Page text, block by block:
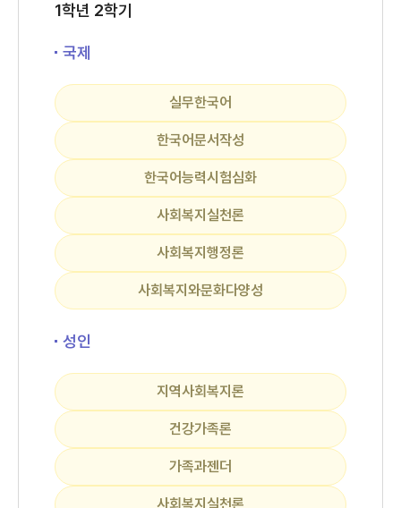
1학년 2학기
국제
실무한국어
한국어문서작성
한국어능력시험심화
사회복지실천론
사회복지행정론
사회복지와문화다양성
성인
지역사회복지론
건강가족론
가족과젠더
사회복지실천론